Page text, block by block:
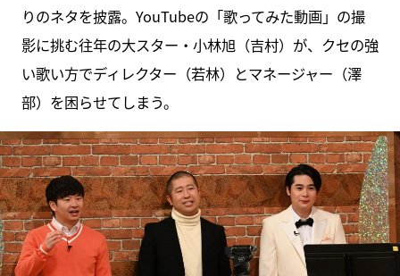
りのネタを披露。YouTubeの「歌ってみた動画」の撮
影に挑む往年の大スター・小林旭（吉村）が、クセの強
い歌い方でディレクター（若林）とマネージャー（澤
部）を困らせてしまう。